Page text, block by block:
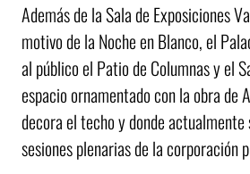
Además de la Sala de Exposiciones
motivo de la Noche en Blanco, el
al público el Patio de Columnas y el
espacio ornamentado con la obra de
decora el techo y donde
sesiones plenarias de la corporación